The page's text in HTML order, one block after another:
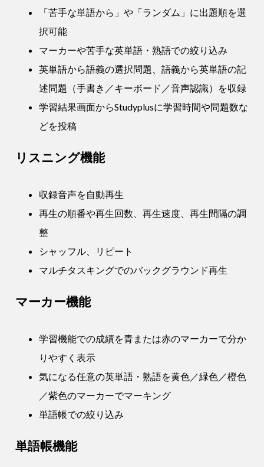
「苦手な単語から」や「ランダム」に出題順を選
択可能
マーカーや苦手な英単語・熟語での絞り込み
英単語から語義の選択問題、語義から英単語の記
述問題（手書き／キーボード／音声認識）を収録
学習結果画面からStudyplusに学習時間や問題数な
どを投稿
リスニング機能
収録音声を自動再生
再生の順番や再生回数、再生速度、再生間隔の調
整
シャッフル、リピート
マルチタスキングでのバックグラウンド再生
マーカー機能
学習機能での成績を青または赤のマーカーで分か
りやすく表示
気になる任意の英単語・熟語を黄色／緑色／橙色
／紫色のマーカーでマーキング
単語帳での絞り込み
単語帳機能